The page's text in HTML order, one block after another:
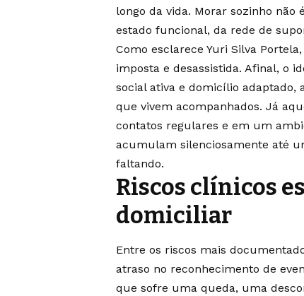
longo da vida. Morar sozinho
estado funcional, da rede de
Como esclarece Yuri Silva
imposta e desassistida. Afinal, o
social ativa e domicílio adaptado,
que vivem acompanhados. Já
contatos regulares e em um
acumulam silenciosamente até
faltando.
Riscos clínicos
domiciliar
Entre os riscos mais
atraso no reconhecimento de
que sofre uma queda, uma